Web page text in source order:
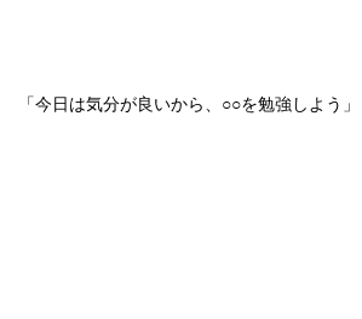
「今日は気分が良いから、○○を勉強しよう」